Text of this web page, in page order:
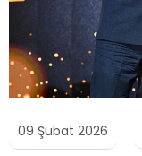
09 Şubat 2026